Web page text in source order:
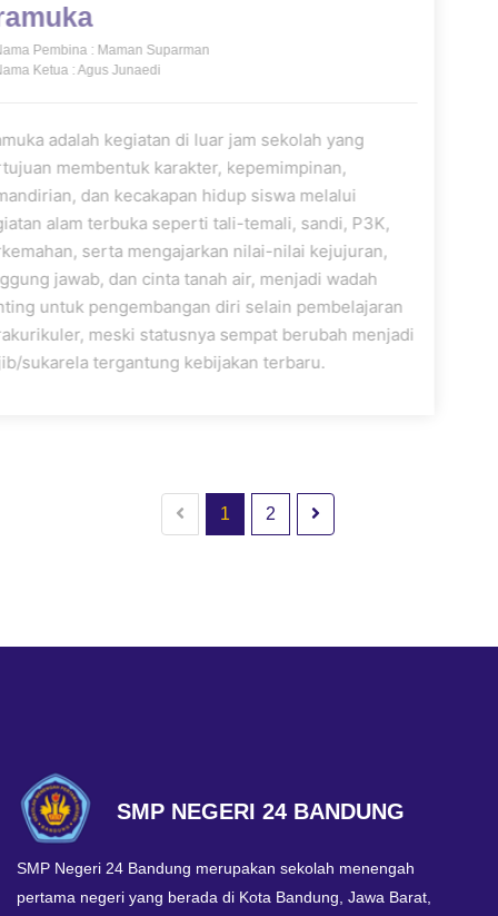
Pramuka
Nama Pembina : Maman Suparman
Nama Ketua : Agus Junaedi
Pramuka adalah kegiatan di luar jam sekolah yang
bertujuan membentuk karakter, kepemimpinan,
kemandirian, dan kecakapan hidup siswa melalui
kegiatan alam terbuka seperti tali-temali, sandi, P3K,
perkemahan, serta mengajarkan nilai-nilai kejujuran,
tanggung jawab, dan cinta tanah air, menjadi wadah
penting untuk pengembangan diri selain pembelajaran
intrakurikuler, meski statusnya sempat berubah menjadi
wajib/sukarela tergantung kebijakan terbaru.
1 2
SMP NEGERI 24 BANDUNG
SMP Negeri 24 Bandung merupakan sekolah menengah
pertama negeri yang berada di Kota Bandung, Jawa Barat,